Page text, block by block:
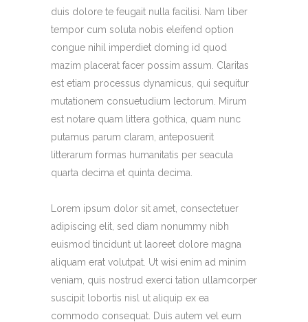
duis dolore te feugait nulla facilisi. Nam liber
tempor cum soluta nobis eleifend option
congue nihil imperdiet doming id quod
mazim placerat facer possim assum. Claritas
est etiam processus dynamicus, qui sequitur
mutationem consuetudium lectorum. Mirum
est notare quam littera gothica, quam nunc
putamus parum claram, anteposuerit
litterarum formas humanitatis per seacula
quarta decima et quinta decima.
Lorem ipsum dolor sit amet, consectetuer
adipiscing elit, sed diam nonummy nibh
euismod tincidunt ut laoreet dolore magna
aliquam erat volutpat. Ut wisi enim ad minim
veniam, quis nostrud exerci tation ullamcorper
suscipit lobortis nisl ut aliquip ex ea
commodo consequat. Duis autem vel eum